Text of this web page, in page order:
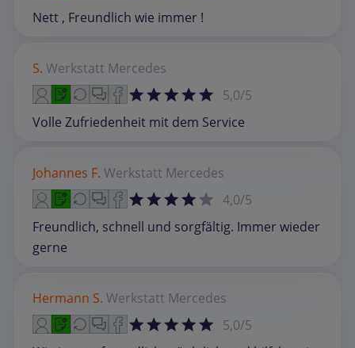
Nett , Freundlich wie immer !
S. Werkstatt Mercedes
5,0/5
Volle Zufriedenheit mit dem Service
Johannes F. Werkstatt Mercedes
4,0/5
Freundlich, schnell und sorgfältig. Immer wieder
gerne
Hermann S. Werkstatt Mercedes
5,0/5